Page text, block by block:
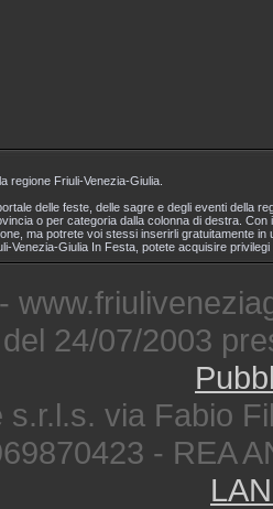
regione Friuli-Venezia-Giulia.
delle feste, delle sagre e degli eventi della
o per categoria dalla colonna di destra.
ma potrete voi stessi inserirli gratuitamente
Venezia-Giulia In Festa, potete acquisire
24/07/2003
via Fabio
- REA